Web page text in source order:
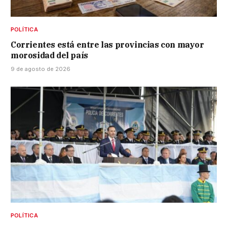
POLÍTICA
Corrientes está entre las provincias con mayor
morosidad del país
9 de agosto de 2026
POLÍTICA